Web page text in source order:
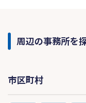
周辺の事務所を
市区町村